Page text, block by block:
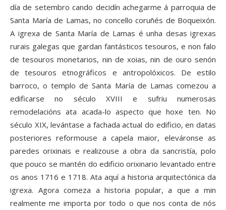
día de setembro cando decidín achegarme á parroquia de
Santa María de Lamas, no concello coruñés de Boqueixón.
A igrexa de Santa María de Lamas é unha desas igrexas
rurais galegas que gardan fantásticos tesouros, e non falo
de tesouros monetarios, nin de xoias, nin de ouro senón
de tesouros etnográficos e antropolóxicos. De estilo
barroco, o templo de Santa María de Lamas comezou a
edificarse no século XVIII e sufriu numerosas
remodelacións ata acada-lo aspecto que hoxe ten. No
século XIX, levántase a fachada actual do edificio, en datas
posteriores reformouse a capela maior, eleváronse as
paredes orixinais e realizouse a obra da sancristía, polo
que pouco se mantén do edificio orixinario levantado entre
os anos 1716 e 1718. Ata aquí a historia arquitectónica da
igrexa. Agora comeza a historia popular, a que a min
realmente me importa por todo o que nos conta de nós